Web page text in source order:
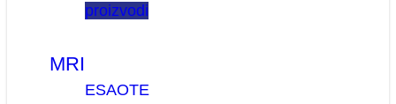
proizvodi
MRI
ESAOTE